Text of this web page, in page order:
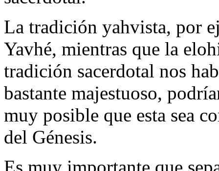
La tradición yahvista, por
Yavhé, mientras que la
tradición sacerdotal nos
bastante majestuoso,
muy posible que esta sea
del Génesis.
Es muy importante que